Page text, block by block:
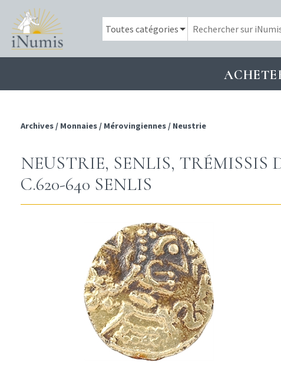
Archives / Monnaies / Mérovingiennes / Neustrie
NEUSTRIE, SENLIS, TRÉMISSIS
C.620-640 SENLIS